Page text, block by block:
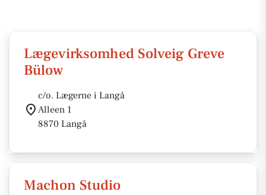
Lægevirksomhed Solveig Greve
Bülow
c/o. Lægerne i Langå
Alleen 1
8870 Langå
Machon Studio